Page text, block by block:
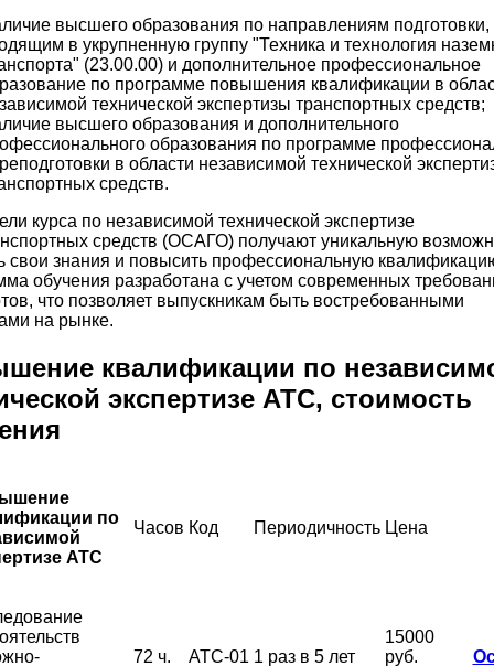
высшего образования по направлениям подготовки,
в укрупненную группу "Техника и технология
(23.00.00) и дополнительное профессиональное
по программе повышения квалификации в
технической экспертизы транспортных средств;
высшего образования и дополнительного
образования по программе
в области независимой технической
средств.
курса по независимой технической экспертизе
средств (ОСАГО) получают уникальную
свои знания и повысить профессиональную
обучения разработана с учетом современных
что позволяет выпускникам быть востребованными
на рынке.
квалификации по
экспертизе АТС, стоимость
по
АТС
Часов Код Периодичность Цена
72 ч. АТС-01 1 раз в 5 лет
15000
руб.